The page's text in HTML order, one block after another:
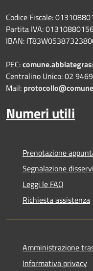
Codice Fiscale:
Partita IVA:
IBAN:
PEC:
Centralino Unico: 02
Mail:
Numeri utili
Prenotazione
Segnalazione
Leggi le FAQ
Richiesta assistenza
Amministrazione
Informativa privacy